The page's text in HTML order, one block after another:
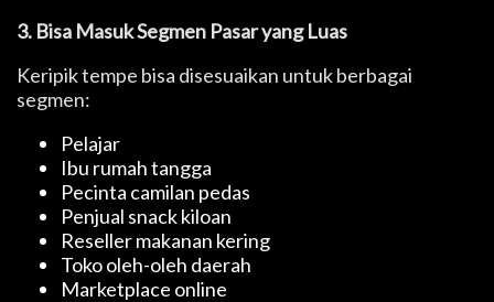
3. Bisa Masuk Segmen Pasar yang Luas
Keripik tempe bisa disesuaikan untuk berbagai
segmen:
Pelajar
Ibu rumah tangga
Pecinta camilan pedas
Penjual snack kiloan
Reseller makanan kering
Toko oleh-oleh daerah
Marketplace online